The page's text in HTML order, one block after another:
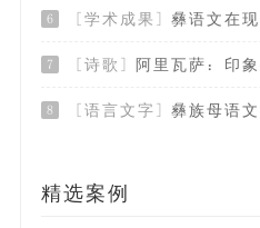
6 [学术成果] 彝语文在现代生活
7 [诗歌] 阿里瓦萨：印
8 [语言文字] 彝族母语文学
精选案例